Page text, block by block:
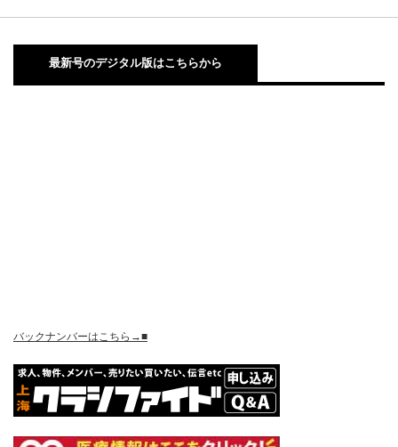
最新号のデジタル版はこちらから
バックナンバーはこちら→■